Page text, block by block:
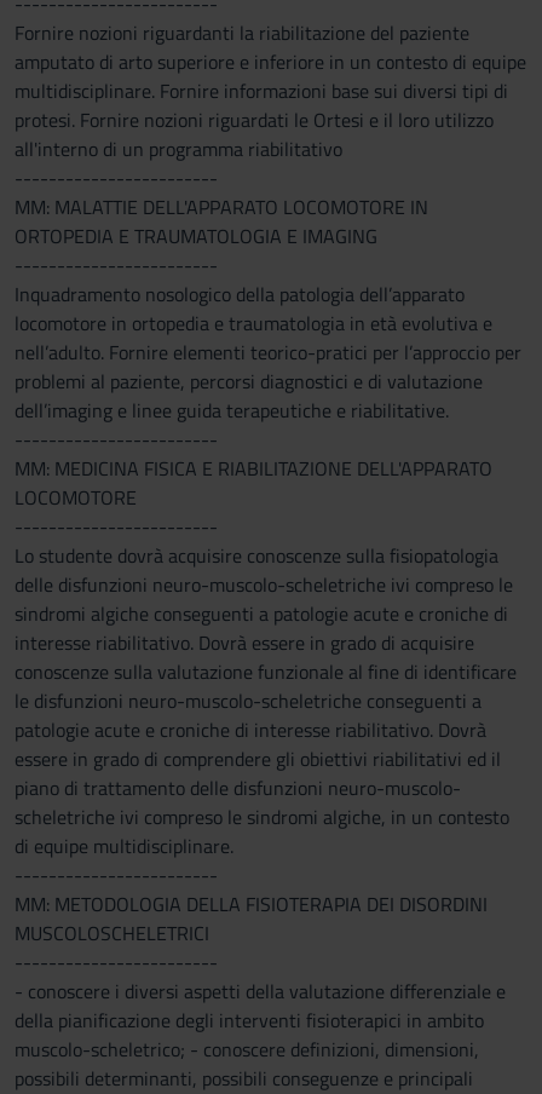
Fornire nozioni riguardanti la riabilitazione del paziente
amputato di arto superiore e inferiore in un contesto di equipe
multidisciplinare. Fornire informazioni base sui diversi tipi di
protesi. Fornire nozioni riguardati le Ortesi e il loro utilizzo
all'interno di un programma riabilitativo
------------------------
MM: MALATTIE DELL'APPARATO LOCOMOTORE IN
ORTOPEDIA E TRAUMATOLOGIA E IMAGING
------------------------
Inquadramento nosologico della patologia dell’apparato
locomotore in ortopedia e traumatologia in età evolutiva e
nell’adulto. Fornire elementi teorico-pratici per l’approccio per
problemi al paziente, percorsi diagnostici e di valutazione
dell’imaging e linee guida terapeutiche e riabilitative.
------------------------
MM: MEDICINA FISICA E RIABILITAZIONE DELL'APPARATO
LOCOMOTORE
------------------------
Lo studente dovrà acquisire conoscenze sulla fisiopatologia
delle disfunzioni neuro-muscolo-scheletriche ivi compreso le
sindromi algiche conseguenti a patologie acute e croniche di
interesse riabilitativo. Dovrà essere in grado di acquisire
conoscenze sulla valutazione funzionale al fine di identificare
le disfunzioni neuro-muscolo-scheletriche conseguenti a
patologie acute e croniche di interesse riabilitativo. Dovrà
essere in grado di comprendere gli obiettivi riabilitativi ed il
piano di trattamento delle disfunzioni neuro-muscolo-
scheletriche ivi compreso le sindromi algiche, in un contesto
di equipe multidisciplinare.
------------------------
MM: METODOLOGIA DELLA FISIOTERAPIA DEI DISORDINI
MUSCOLOSCHELETRICI
------------------------
- conoscere i diversi aspetti della valutazione differenziale e
della pianificazione degli interventi fisioterapici in ambito
muscolo-scheletrico; - conoscere definizioni, dimensioni,
possibili determinanti, possibili conseguenze e principali